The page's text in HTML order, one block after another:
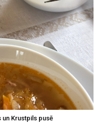
un Krustpils pusē